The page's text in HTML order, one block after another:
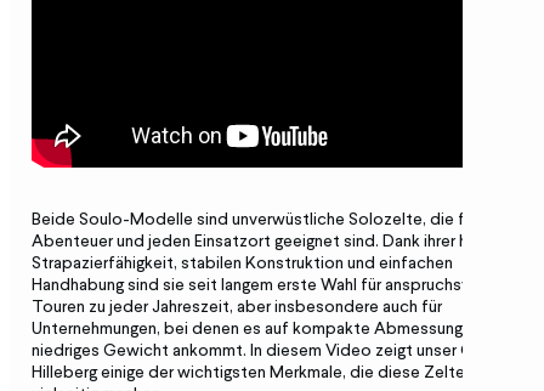
Beide Soulo-Modelle sind unverwüstliche Solozelte, die für jedes
Abenteuer und jeden Einsatzort geeignet sind. Dank ihrer hohen
Strapazierfähigkeit, stabilen Konstruktion und einfachen
Handhabung sind sie seit langem erste Wahl für anspruchsvolle
Touren zu jeder Jahreszeit, aber insbesondere auch für
Unternehmungen, bei denen es auf kompakte Abmessungen und
niedriges Gewicht ankommt. In diesem Video zeigt unser CEO Petra
Hilleberg einige der wichtigsten Merkmale, die diese Zelte so